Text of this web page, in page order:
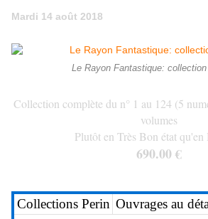
Mardi 14 août 2018
Le Rayon Fantastique:
Collection complète du n° 1 au 124 (5
volumes
Plutôt en Très Bon état qu'en
690.00 €
Collections Perin Ouvrages au